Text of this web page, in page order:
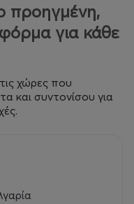
προηγμένη,
για κάθε
χώρες που
και συντονίσου για